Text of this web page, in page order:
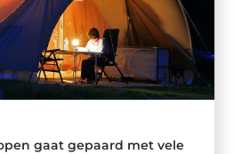
gaat gepaard met vele